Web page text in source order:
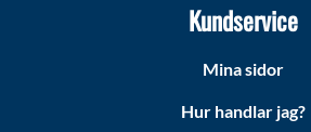
Kundservice
Mina sidor
Hur handlar jag?